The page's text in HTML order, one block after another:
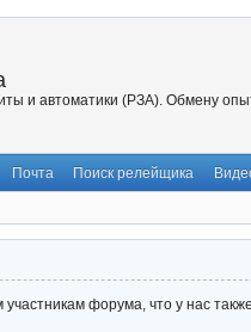
и автоматики (РЗА). Обмену
Почта Поиск релейщика
форума, что у нас